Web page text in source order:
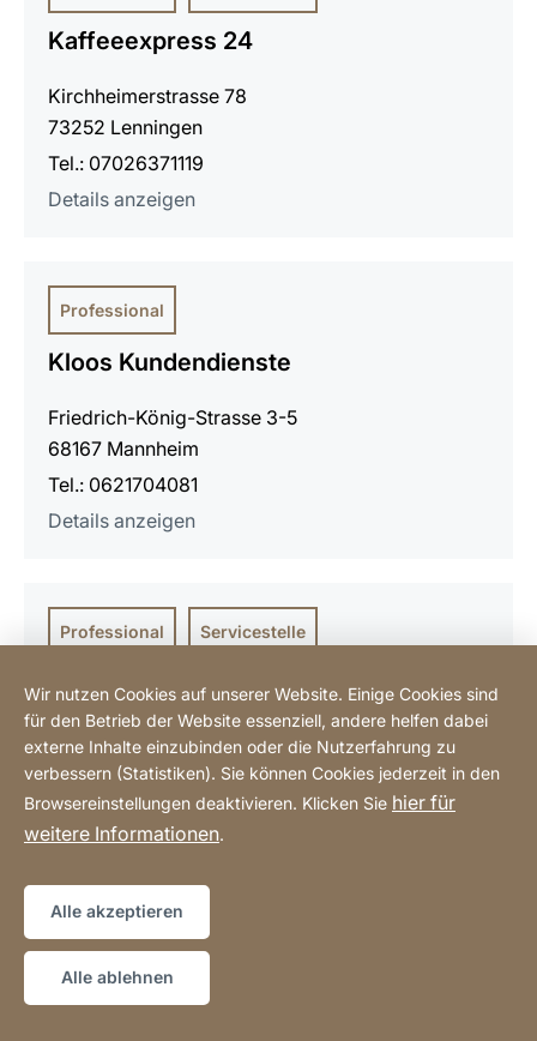
Kaffeeexpress 24
Kirchheimerstrasse 78
73252 Lenningen
Tel.: 07026371119
Details anzeigen
Professional
Kloos Kundendienste
Friedrich-König-Strasse 3-5
68167 Mannheim
Tel.: 0621704081
Details anzeigen
Professional Servicestelle
Kaffeegarage
Mennonitenstrasse 7
46446 Emmerich
Tel.: 01716242405
Details anzeigen
Professional Servicestelle
KM Balingen
Wir nutzen Cookies auf unserer Website. Einige Cookies sind
für den Betrieb der Website essenziell, andere helfen dabei
externe Inhalte einzubinden oder die Nutzerfahrung zu
verbessern (Statistiken). Sie können Cookies jederzeit in den
Browsereinstellungen deaktivieren. Klicken Sie hier für
weitere Informationen.
Alle akzeptieren
Alle ablehnen